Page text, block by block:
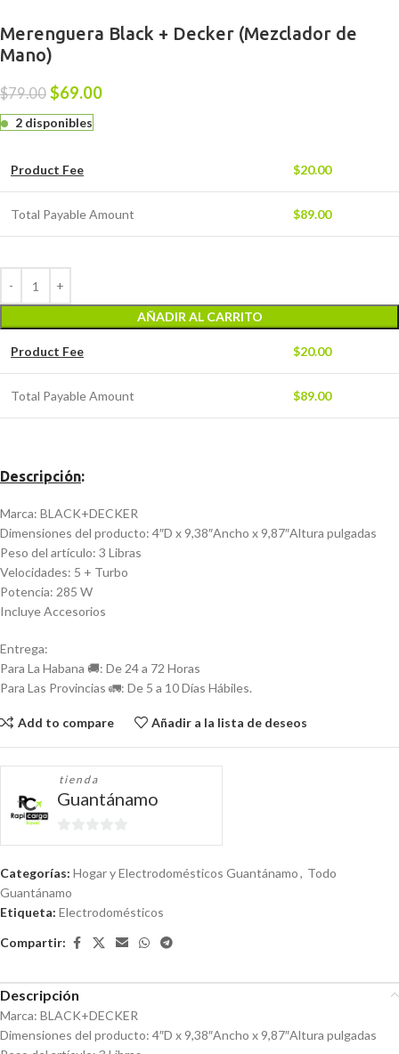
Merenguera Black + Decker (Mezclador de
Mano)
$79.00 $69.00
2 disponibles
Product Fee $20.00
Total Payable Amount $89.00
AÑADIR AL CARRITO
Product Fee $20.00
Total Payable Amount $89.00
Descripción:
Marca: BLACK+DECKER
Dimensiones del producto: 4″D x 9,38″Ancho x 9,87″Altura pulgadas
Peso del artículo: 3 Libras
Velocidades: 5 + Turbo
Potencia: 285 W
Incluye Accesorios
Entrega:
Para La Habana 🚚: De 24 a 72 Horas
Para Las Provincias 🚛: De 5 a 10 Días Hábiles.
Add to compare Añadir a la lista de deseos
tienda
Guantánamo
0
Categorías: Hogar y Electrodomésticos Guantánamo, Todo
Guantánamo
Etiqueta: Electrodomésticos
Compartir:
Descripción
Marca: BLACK+DECKER
Dimensiones del producto: 4″D x 9,38″Ancho x 9,87″Altura pulgadas